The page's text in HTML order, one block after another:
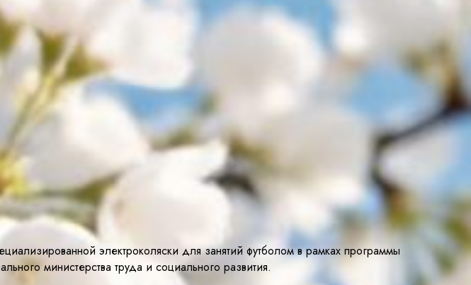
электроколяски для занятий футболом в рамках программы
министерства труда и социального развития.